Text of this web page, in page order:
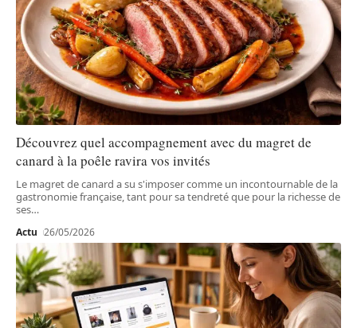
Découvrez quel accompagnement avec du magret de
canard à la poêle ravira vos invités
Le magret de canard a su s'imposer comme un incontournable de la
gastronomie française, tant pour sa tendreté que pour la richesse de
ses…
Actu 26/05/2026